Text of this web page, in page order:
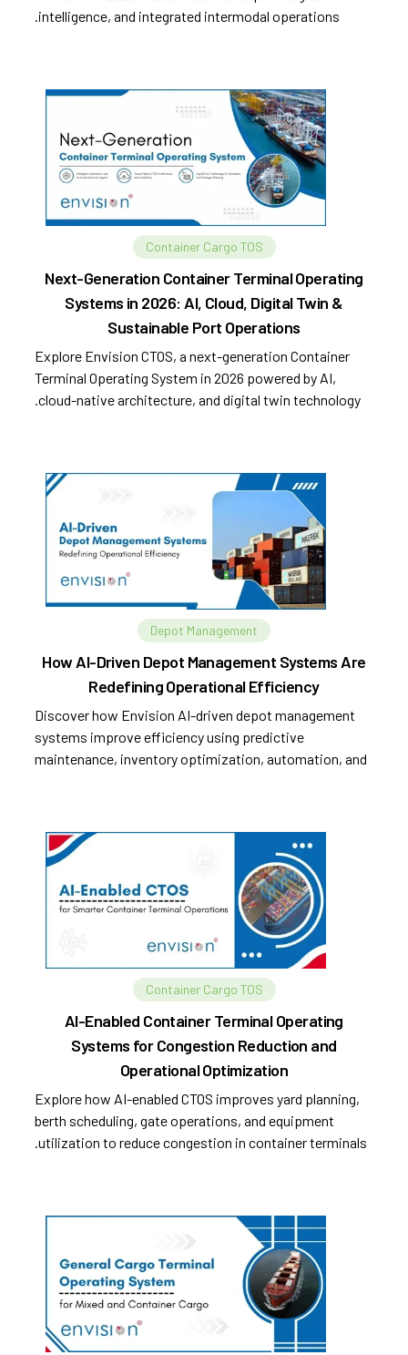
intelligence, and integrated intermodal operations.
Container Cargo TOS
Next-Generation Container Terminal Operating
Systems in 2026: AI, Cloud, Digital Twin &
Sustainable Port Operations
Explore Envision CTOS, a next-generation Container
Terminal Operating System in 2026 powered by AI,
cloud-native architecture, and digital twin technology.
Depot Management
How AI-Driven Depot Management Systems Are
Redefining Operational Efficiency
Discover how Envision AI-driven depot management
systems improve efficiency using predictive
maintenance, inventory optimization, automation, and
Container Cargo TOS
AI-Enabled Container Terminal Operating
Systems for Congestion Reduction and
Operational Optimization
Explore how AI-enabled CTOS improves yard planning,
berth scheduling, gate operations, and equipment
utilization to reduce congestion in container terminals.